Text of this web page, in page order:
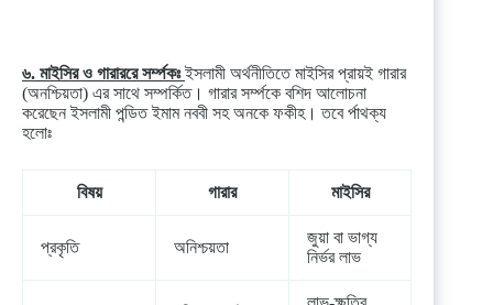
৬. মাইসির ও গারাররে সর্ম্পকঃইসলামী অর্থনীতিতে মাইসির প্রায়ই গারার
(অনশ্চিয়তা) এর সাথে সম্পর্কিত। গারার সর্ম্পকে বশিদ আলোচনা
করেছেন ইসলামী পন্ডিত ইমাম নববী সহ অনকে ফকীহ। তবে র্পাথক্য
হলোঃ
বিষয় গারার মাইসির
প্রকৃতি অনিশ্চয়তা
জুয়া বা ভাগ্য
নির্ভর লাভ